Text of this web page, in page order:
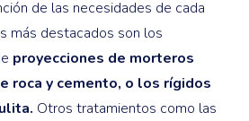
de las necesidades de cada
más destacados son los
proyecciones de morteros
roca y cemento, o los rígidos
Otros tratamientos como las